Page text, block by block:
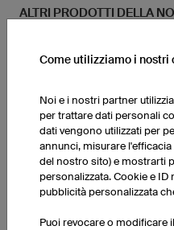
ALTRI PRODOTTI DELLA
Pantaloncini da basket
Calze
Crea le tue maglie da
Come utilizziamo i nostri
Noi e i nostri partner
per trattare dati personali
dati vengono utilizzati per
annunci, misurare
del nostro sito) e mostrarti
personalizzata. Cookie e
pubblicità personalizzata
Puoi revocare o modificare